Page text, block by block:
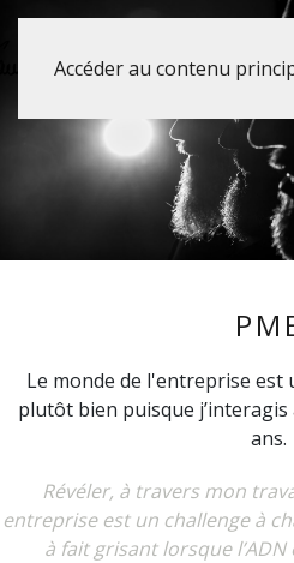
Accéder au contenu
Le monde de l'entreprise est
plutôt bien puisque j’interagis
ans.
Révéler, à travers mon
entreprise est un challenge à
à fait grisant lorsque